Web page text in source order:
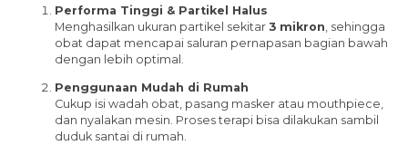
Performa Tinggi & Partikel Halus
Menghasilkan ukuran partikel sekitar 3 mikron, sehingga
obat dapat mencapai saluran pernapasan bagian bawah
dengan lebih optimal.
Penggunaan Mudah di Rumah
Cukup isi wadah obat, pasang masker atau mouthpiece,
dan nyalakan mesin. Proses terapi bisa dilakukan sambil
duduk santai di rumah.